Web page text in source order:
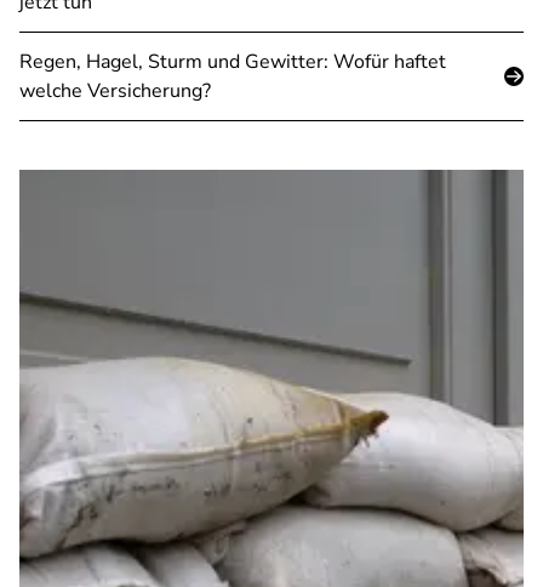
Regen, Hagel, Sturm und Gewitter: Wofür haftet
welche Versicherung?